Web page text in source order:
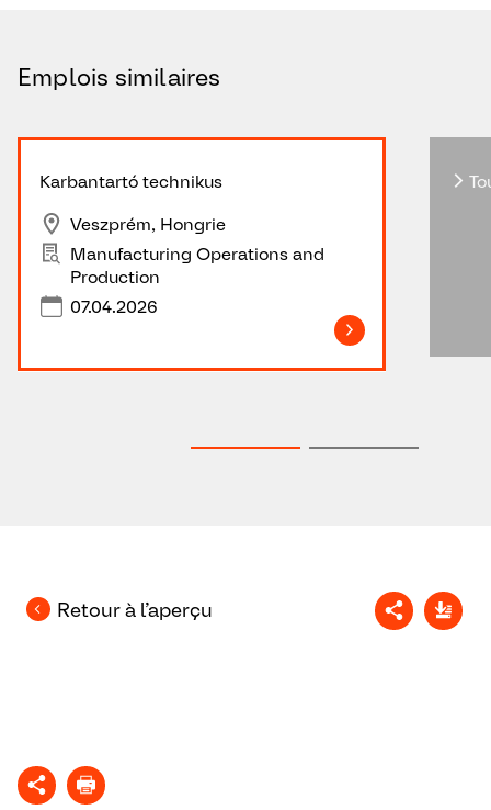
Emplois similaires
Karbantartó technikus
Veszprém, Hongrie
Manufacturing Operations and
Production
07.04.2026
Retour à l’aperçu